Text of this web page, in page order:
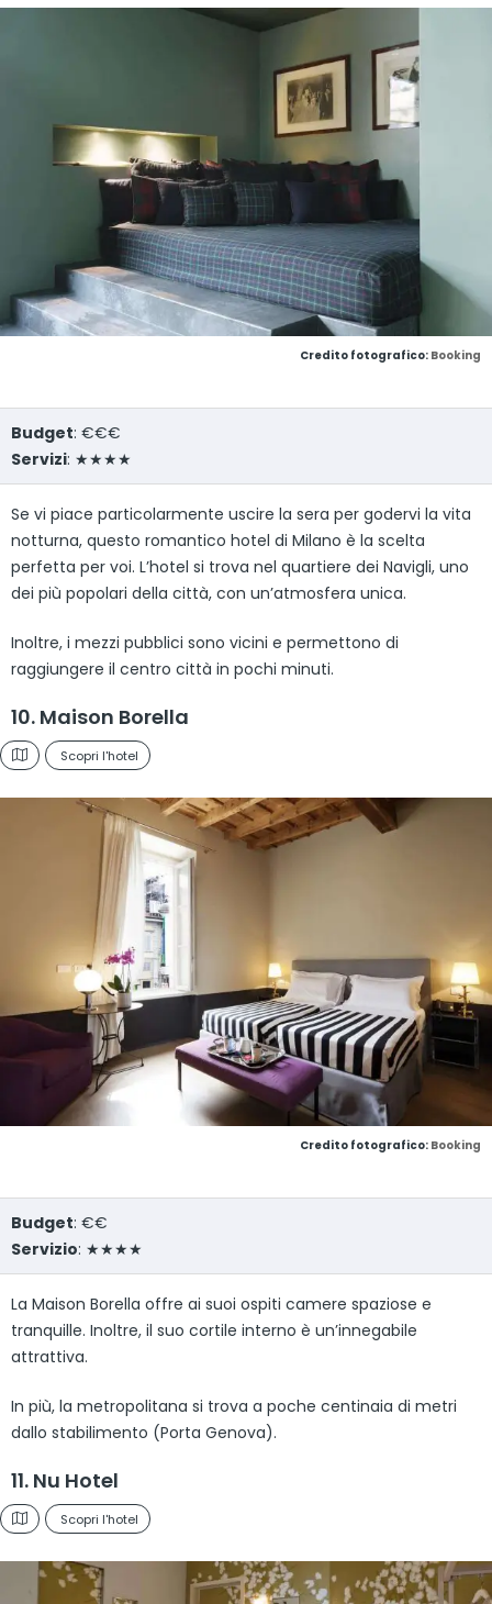
Credito fotografico: Booking
Budget: €€€
Servizi: ★★★★
Se vi piace particolarmente uscire la sera per godervi la vita
notturna, questo romantico hotel di Milano è la scelta
perfetta per voi. L’hotel si trova nel quartiere dei Navigli, uno
dei più popolari della città, con un’atmosfera unica.
Inoltre, i mezzi pubblici sono vicini e permettono di
raggiungere il centro città in pochi minuti.
10. Maison Borella
Scopri l'hotel
Credito fotografico: Booking
Budget: €€
Servizio: ★★★★
La Maison Borella offre ai suoi ospiti camere spaziose e
tranquille. Inoltre, il suo cortile interno è un’innegabile
attrattiva.
In più, la metropolitana si trova a poche centinaia di metri
dallo stabilimento (Porta Genova).
11. Nu Hotel
Scopri l'hotel